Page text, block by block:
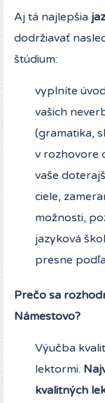
Aj tá najlepšia
dodržiavať
štúdium:
vyplníte
vašich
(gramatika,
v rozhovore
vaše
ciele,
možnosti,
jazyková
presne
Prečo sa
Námestovo?
Výučba
lektormi.
kvalitných